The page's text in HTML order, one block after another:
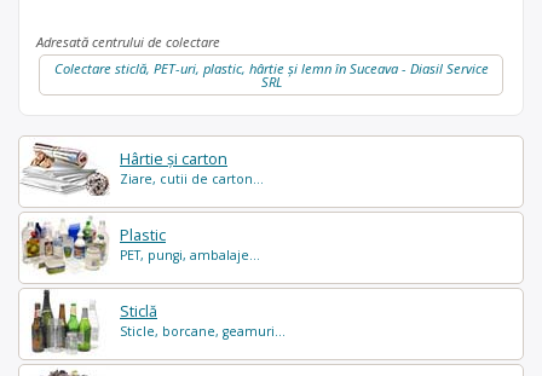
Hârtie și carton
Ziare, cutii de carton...
Plastic
PET, pungi, ambalaje...
Sticlă
Sticle, borcane, geamuri...
Adresată centrului de colectare
Colectare sticlă, PET-uri, plastic, hârtie și lemn în Suceava - Diasil Service
SRL